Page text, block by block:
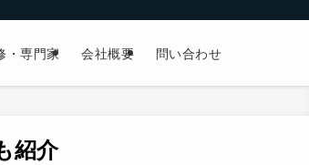
・専門家 会社概要 問い合わせ
紹介